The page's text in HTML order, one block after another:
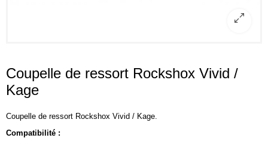
Coupelle de ressort Rockshox Vivid /
Kage
Coupelle de ressort Rockshox Vivid / Kage.
Compatibilité :